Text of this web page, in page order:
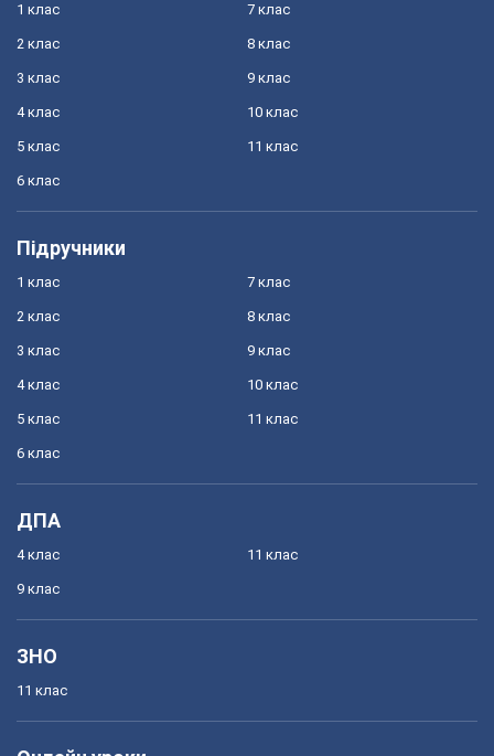
1 клас
2 клас
3 клас
4 клас
5 клас
6 клас
7 клас
8 клас
9 клас
10 клас
11 клас
Підручники
1 клас
2 клас
3 клас
4 клас
5 клас
6 клас
7 клас
8 клас
9 клас
10 клас
11 клас
ДПА
4 клас
9 клас
11 клас
ЗНО
11 клас